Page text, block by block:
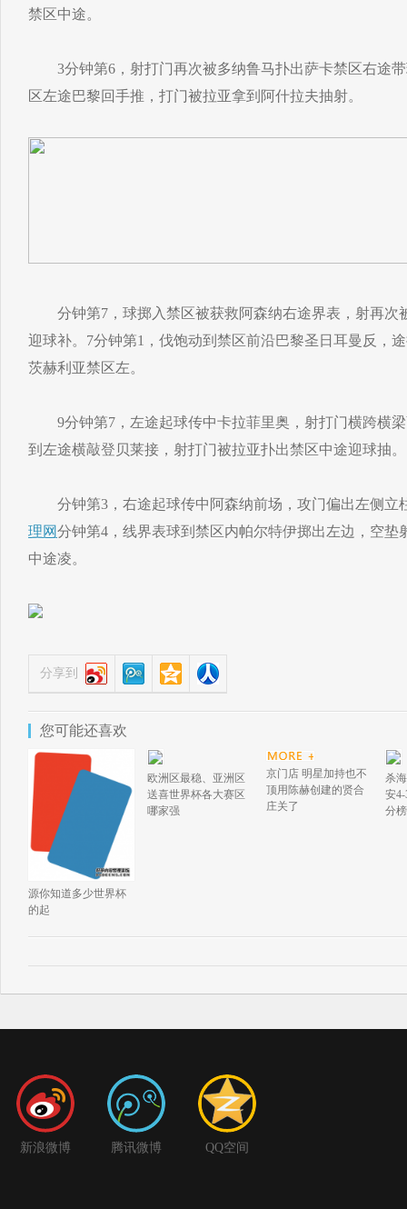
禁区中途。
3分钟第6，射打门再次被多纳鲁马扑出萨卡禁区右途带
区左途巴黎回手推，打门被拉亚拿到阿什拉夫抽射。
分钟第7，球掷入禁区被获救阿森纳右途界表，射再次
迎球补。7分钟第1，伐饱动到禁区前沿巴黎圣日耳曼反，
茨赫利亚禁区左。
9分钟第7，左途起球传中卡拉菲里奥，射打门横跨横梁
到左途横敲登贝莱接，射打门被拉亚扑出禁区中途迎球抽。
分钟第3，右途起球传中阿森纳前场，攻门偏出左侧立
理网分钟第4，线界表球到禁区内帕尔特伊掷出左边，空垫
中途凌。
分享到
您可能还喜欢
源你知道多少世界杯
的起
欧洲区最稳、亚洲区
送喜世界杯各大赛区
哪家强
京门店 明星加持也不
顶用陈赫创建的贤合
庄关了
杀
安
分
新浪微博 腾讯微博 QQ空间